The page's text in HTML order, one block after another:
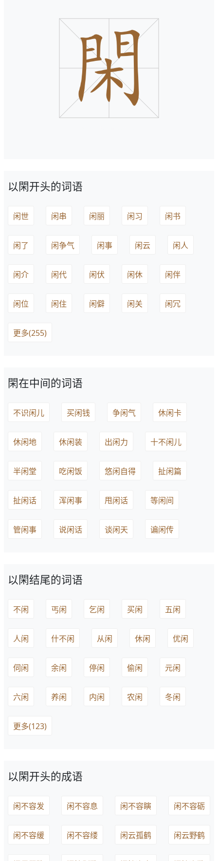
以閑开头的词语
闲世 闲串 闲丽 闲习 闲书
闲了 闲争气 闲事 闲云 闲人
闲介 闲代 闲伏 闲休 闲伴
闲位 闲住 闲僻 闲关 闲冗
更多(255)
閑在中间的词语
不识闲儿 买闲钱 争闲气 休闲卡
休闲地 休闲装 出闲力 十不闲儿
半闲堂 吃闲饭 悠闲自得 扯闲篇
扯闲话 浑闲事 甩闲话 等闲间
管闲事 说闲话 谈闲天 谝闲传
以閑结尾的词语
不闲 丐闲 乞闲 买闲 五闲
人闲 什不闲 从闲 休闲 优闲
伺闲 余闲 停闲 偷闲 元闲
六闲 养闲 内闲 农闲 冬闲
更多(123)
以閑开头的成语
闲不容发 闲不容息 闲不容瞚 闲不容砺
闲不容缓 闲不容缕 闲云孤鹤 闲云野鹤